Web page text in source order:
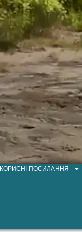
КОРИСНІ ПОСИЛАННЯ